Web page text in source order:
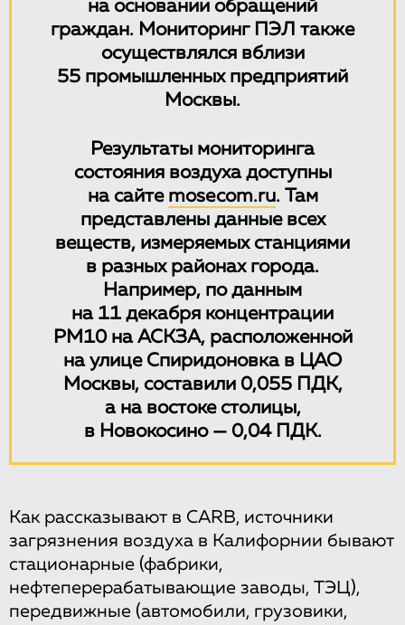
на основании обращений
граждан. Мониторинг ПЭЛ также
осуществлялся вблизи
55 промышленных предприятий
Москвы.
Результаты мониторинга
состояния воздуха доступны
на сайте mosecom.ru. Там
представлены данные всех
веществ, измеряемых станциями
в разных районах города.
Например, по данным
на 11 декабря концентрации
РМ10 на АСКЗА, расположенной
на улице Спиридоновка в ЦАО
Москвы, составили 0,055 ПДК,
а на востоке столицы,
в Новокосино — 0,04 ПДК.
Как рассказывают в CARB, источники
загрязнения воздуха в Калифорнии бывают
стационарные (фабрики,
нефтеперерабатывающие заводы, ТЭЦ),
передвижные (автомобили, грузовики,